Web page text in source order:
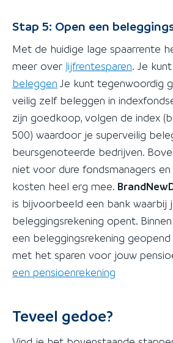
Stap 5: Open een
Met de huidige lage spaarrente
meer over lijfrentesparen. Je
beleggen Je kunt tegenwoordig
veilig zelf beleggen in
zijn goedkoop, volgen de index
500) waardoor je superveilig
beursgenoteerde bedrijven.
niet voor dure fondsmanagers
kosten heel erg mee.
is bijvoorbeeld een bank waarbij
beleggingsrekening opent.
een beleggingsrekening
met het sparen voor jouw
een pensioenrekening
Teveel gedoe?